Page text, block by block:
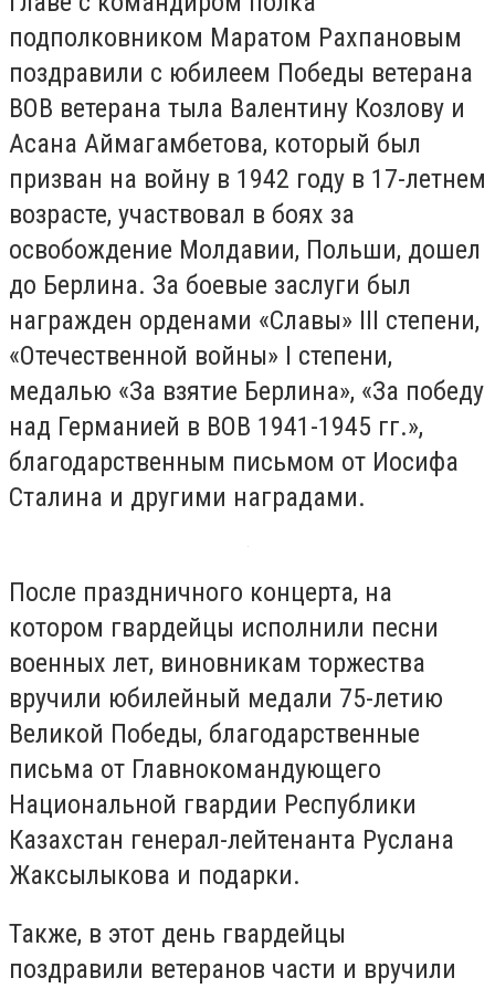
подполковником Маратом Рахпановым
поздравили с юбилеем Победы ветерана
ВОВ ветерана тыла Валентину Козлову и
Асана Аймагамбетова, который был
призван на войну в 1942 году в 17-летнем
возрасте, участвовал в боях за
освобождение Молдавии, Польши, дошел
до Берлина. За боевые заслуги был
награжден орденами «Славы» ІІІ степени,
«Отечественной войны» І степени,
медалью «За взятие Берлина», «За победу
над Германией в ВОВ 1941-1945 гг.»,
благодарственным письмом от Иосифа
Сталина и другими наградами.
После праздничного концерта, на
котором гвардейцы исполнили песни
военных лет, виновникам торжества
вручили юбилейный медали 75-летию
Великой Победы, благодарственные
письма от Главнокомандующего
Национальной гвардии Республики
Казахстан генерал-лейтенанта Руслана
Жаксылыкова и подарки.
Также, в этот день гвардейцы
поздравили ветеранов части и вручили